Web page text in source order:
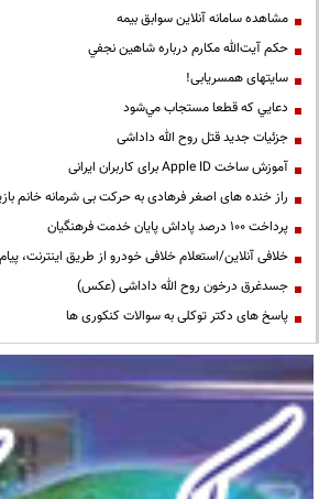
مشاهده سامانه آنلاين سوابق بیمه
حكم آيت‌الله مكارم درباره شاهين نجفي
سایتهای همسریابی!
دعايي كه قطعا مستجاب مي‌شود
جزئیات جدید قتل روح الله داداشی
آموزش ساخت Apple ID برای کاربران ایرانی
راز خنده های اصغر فرهادی به حرکت بی شرمانه خانم
پرداخت ۱۰۰ درصد پاداش پایان خدمت فرهنگیان
خلافی آنلاین/استعلام خلافی خودرو از طریق اینترنت،
جسدغرق درخون روح الله داداشی (عکس)
پاسخ های دکتر توکلی به سوالات کنکوری ها